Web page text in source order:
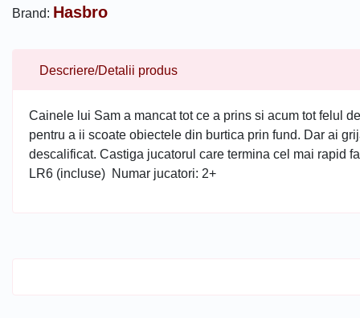
Brand: Hasbro
Descriere/Detalii produs
Cainele lui Sam a mancat tot ce a prins si acum tot felul
pentru a ii scoate obiectele din burtica prin fund. Dar ai
descalificat. Castiga jucatorul care termina cel mai rapid
LR6 (incluse) Numar jucatori: 2+